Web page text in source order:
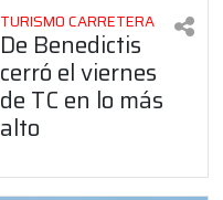
TURISMO CARRETERA
De Benedictis
cerró el viernes
de TC en lo más
alto